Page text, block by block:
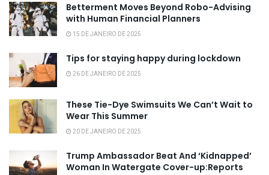
Betterment Moves Beyond Robo-Advising
with Human Financial Planners
15 DE JANEIRO DE 2025
Tips for staying happy during lockdown
26 DE JANEIRO DE 2025
These Tie-Dye Swimsuits We Can’t Wait to
Wear This Summer
20 DE JANEIRO DE 2025
Trump Ambassador Beat And ‘Kidnapped’
Woman In Watergate Cover-up:Reports